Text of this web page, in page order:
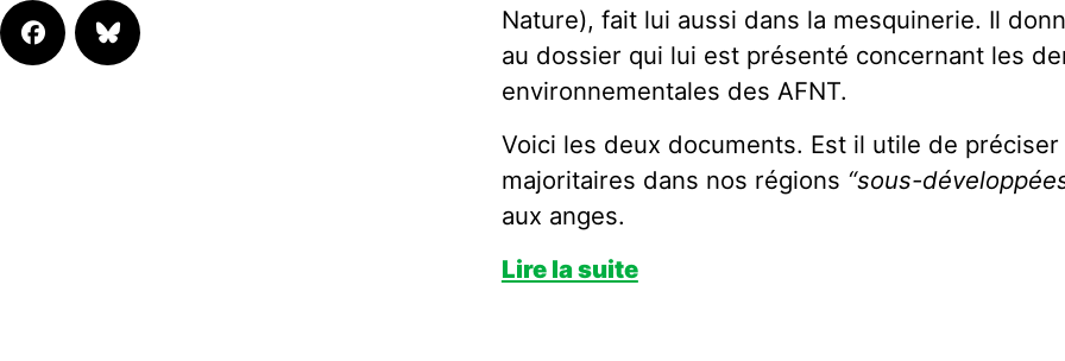
Nature), fait lui aussi dans la mesquinerie. Il
au dossier qui lui est présenté concernant les
environnementales des AFNT.
Voici les deux documents. Est il utile de
majoritaires dans nos régions “sous-
aux anges.
Lire la suite